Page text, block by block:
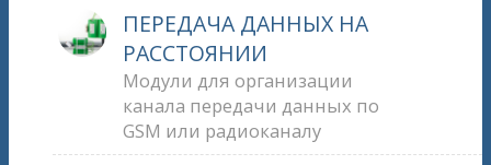
ПЕРЕДАЧА ДАННЫХ НА
РАССТОЯНИИ
Модули для организации
канала передачи данных по
GSM или радиоканалу